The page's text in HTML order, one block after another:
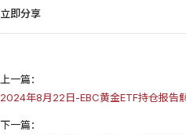
立即分享
上一篇：
2024年8月22日-EBC黄金ETF持仓报告
下一篇：